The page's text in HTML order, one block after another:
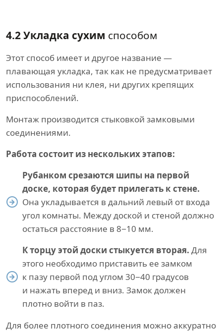
4.2 Укладка сухим способом
Этот способ имеет и другое название —
плавающая укладка, так как не предусматривает
использования ни клея, ни других крепящих
приспособлений.
Монтаж производится стыковкой замковыми
соединениями.
Работа состоит из нескольких этапов:
Рубанком срезаются шипы на первой
доске, которая будет прилегать к стене.
Она укладывается в дальний левый от входа
угол комнаты. Между доской и стеной должно
остаться расстояние в 8−10 мм.
К торцу этой доски стыкуется вторая. Для
этого необходимо приставить ее замком
к пазу первой под углом 30−40 градусов
и нажать вперед и вниз. Замок должен
плотно войти в паз.
Для более плотного соединения можно аккуратно